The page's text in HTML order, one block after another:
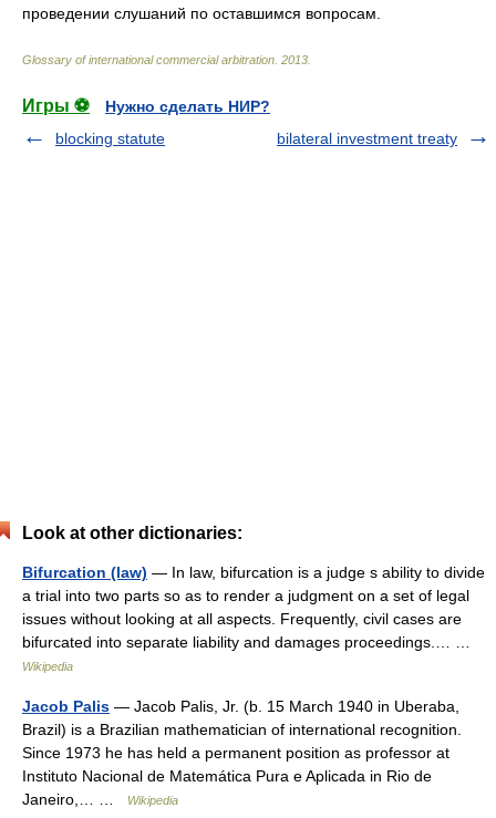
проведении слушаний по оставшимся вопросам.
Glossary of international commercial arbitration 2013
Игры ⚽
Нужно сделать НИР?
blocking statute
bilateral investment treaty
Look at other dictionaries:
Bifurcation (law) — In law, bifurcation is a judge s ability to divide
a trial into two parts so as to render a judgment on a set of legal
issues without looking at all aspects. Frequently, civil cases are
bifurcated into separate liability and damages proceedings.… …
Wikipedia
Jacob Palis — Jacob Palis, Jr. (b. 15 March 1940 in Uberaba,
Brazil) is a Brazilian mathematician of international recognition.
Since 1973 he has held a permanent position as professor at
Instituto Nacional de Matemática Pura e Aplicada in Rio de
Janeiro,… …
Wikipedia